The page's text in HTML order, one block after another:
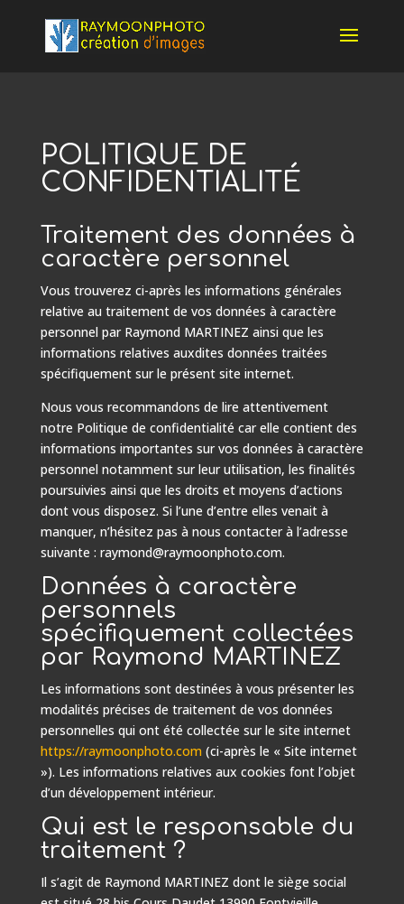
POLITIQUE DE
CONFIDENTIALITÉ
Traitement des données à
caractère personnel
Vous trouverez ci-après les informations générales
relative au traitement de vos données à caractère
personnel par Raymond MARTINEZ ainsi que les
informations relatives auxdites données traitées
spécifiquement sur le présent site internet.
Nous vous recommandons de lire attentivement
notre Politique de confidentialité car elle contient des
informations importantes sur vos données à caractère
personnel notamment sur leur utilisation, les finalités
poursuivies ainsi que les droits et moyens d’actions
dont vous disposez. Si l’une d’entre elles venait à
manquer, n’hésitez pas à nous contacter à l’adresse
suivante : raymond@raymoonphoto.com.
Données à caractère
personnels
spécifiquement collectées
par Raymond MARTINEZ
Les informations sont destinées à vous présenter les
modalités précises de traitement de vos données
personnelles qui ont été collectée sur le site internet
https://raymoonphoto.com (ci-après le « Site internet
»). Les informations relatives aux cookies font l’objet
d’un développement intérieur.
Qui est le responsable du
traitement ?
Il s’agit de Raymond MARTINEZ dont le siège social